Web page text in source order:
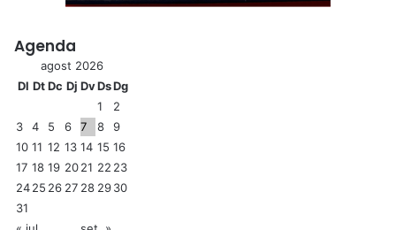
Agenda
agost 2026
Dl DtDc Dj DvDsDg
1
2
3
4 5 6 7 8
9
10 11 12 13 14 15 16
17 18 19 2021 22 23
2425 26 27 28 2930
31